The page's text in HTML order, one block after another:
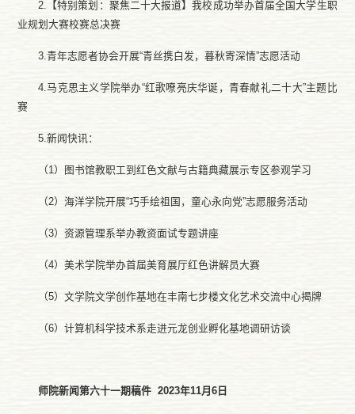
2.【特别策划：聚焦二十大报道】我校成功举办首届全国大学生职
业规划大赛校赛总决赛
3.青年志愿者协会开展“青丝携白发，暮秋寄深情”志愿活动
4.马克思主义学院举办“红歌嘹亮庆华诞，青春献礼二十大”主题比
赛
5.新闻快讯：
（1）图书馆教职工到红色文献与古籍典藏展示专区参观学习
（2） 海洋学院开展“巧手绘祖国，童心永向党”志愿服务活动
（3）资源管理系举办教资面试专题讲座
（4） 美术学院举办首届美育展厅红色讲解员大赛
（5） 文学院文学创作基地在丰南七步楼文化艺术交流中心揭牌
（6）计算机科学技术系走进元龙创业孵化基地调研访谈
师院新闻第六十一期稿件 2023年11月 6 日